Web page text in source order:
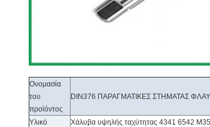
Ονομασία
του
προϊόντος
DIN376 ΠΑΡΑΓΜΑΤΙΚΕΣ ΣΤΗΜΑΤΑΣ
Υλικό
Χάλυβα υψηλής ταχύτητας 4341 6542